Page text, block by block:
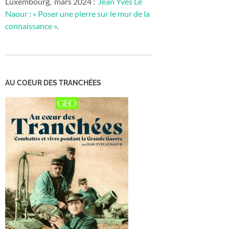
Naour : « Poser une pierre sur le mur de la
connaissance ».
AU COEUR DES TRANCHÉES